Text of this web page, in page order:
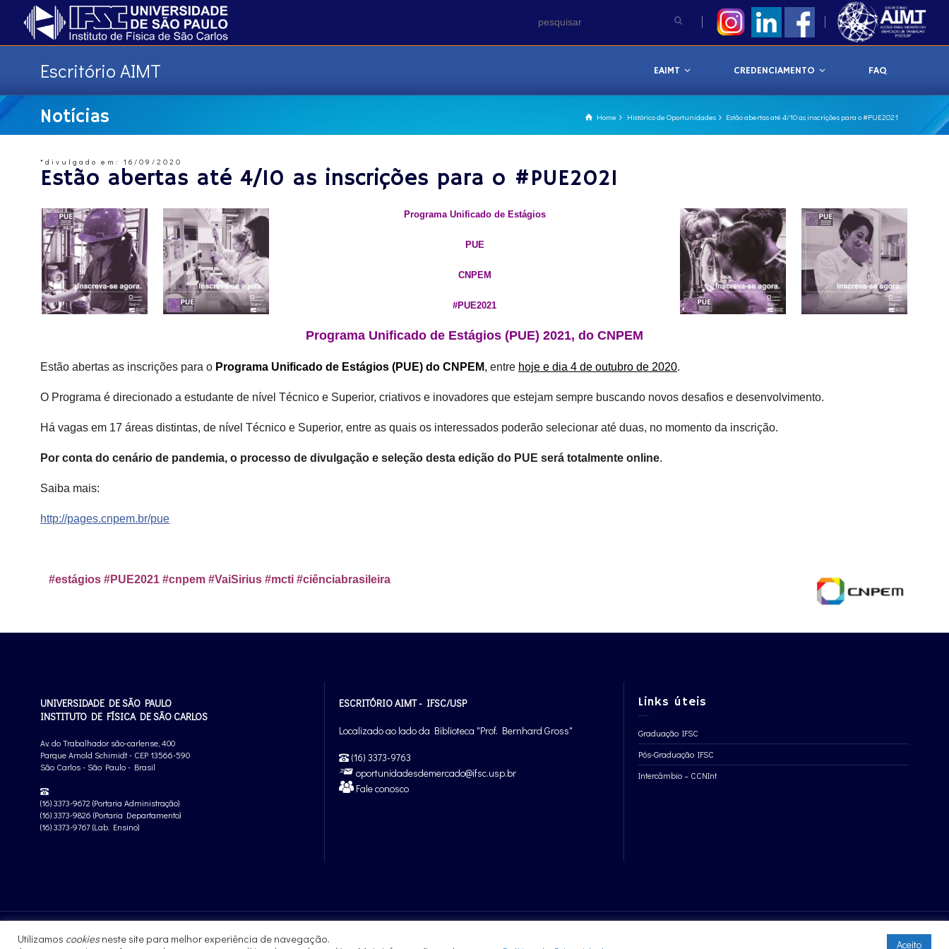
Escritório AIMT EAIMT CREDENCIAMENTO FAQ
Home Histórico de Oportunidades Estão abertas até 4/10 as inscrições para o #PUE2021
Notícias
*divulgado em: 16/09/2020
Estão abertas até 4/10 as inscrições para o #PUE2021
Programa Unificado de Estágios
PUE
CNPEM
#PUE2021
Programa Unificado de Estágios (PUE) 2021, do CNPEM
Estão abertas as inscrições para o Programa Unificado de Estágios (PUE) do CNPEM, entre hoje e dia 4 de outubro de 2020.
O Programa é direcionado a estudante de nível Técnico e Superior, criativos e inovadores que estejam sempre buscando novos desafios e desenvolvimento.
Há vagas em 17 áreas distintas, de nível Técnico e Superior, entre as quais os interessados poderão selecionar até duas, no momento da inscrição.
Por conta do cenário de pandemia, o processo de divulgação e seleção desta edição do PUE será totalmente online.
Saiba mais:
http://pages.cnpem.br/pue
#estágios #PUE2021 #cnpem #VaiSirius #mcti #ciênciabrasileira
UNIVERSIDADE DE SÃO PAULO
INSTITUTO DE FÍSICA DE SÃO CARLOS
Av. do Trabalhador são-carlense, 400
Parque Arnold Schimidt - CEP 13566-590
São Carlos - São Paulo - Brasil
(16) 3373-9672 (Portaria Administração)
(16) 3373-9826 (Portaria Departamento)
(16) 3373-9767 (Lab. Ensino)
ESCRITÓRIO AIMT - IFSC/USP
Localizado ao lado da Biblioteca "Prof. Bernhard Gross"
(16) 3373-9763
oportunidadesdemercado@ifsc.usp.br
Fale conosco
Links úteis
Graduação IFSC
Pós-Graduação IFSC
Intercâmbio – CCNInt
© 2019 - Instituto de Física de São Carlos
Utilizamos cookiesneste site para melhor experiência de navegação.
Aceito